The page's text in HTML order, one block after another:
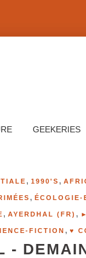
GEEKERIES
, 1990'S ,
, ÉCOLOGIE-
, AYERDHAL (FR) ,
FICTION , ♥
-